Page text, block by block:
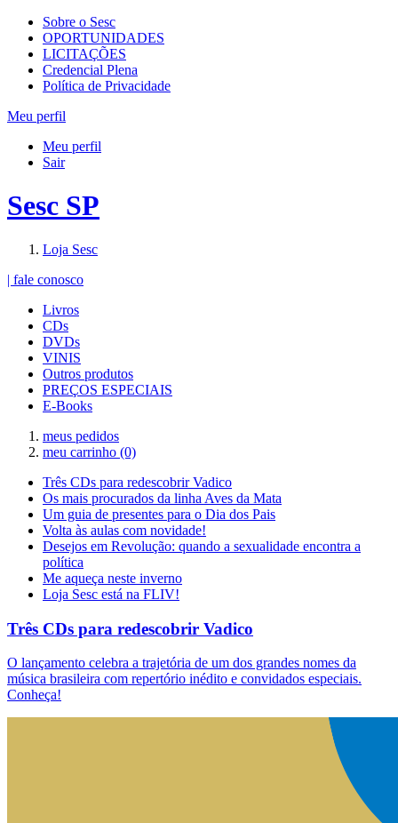
Sobre o Sesc
OPORTUNIDADES
LICITAÇÕES
Credencial Plena
Política de Privacidade
Meu perfil
Meu perfil
Sair
Sesc SP
Loja Sesc
| fale conosco
Livros
CDs
DVDs
VINIS
Outros produtos
PREÇOS ESPECIAIS
E-Books
meus pedidos
meu carrinho (0)
Três CDs para redescobrir Vadico
Os mais procurados da linha Aves da Mata
Um guia de presentes para o Dia dos Pais
Volta às aulas com novidade!
Desejos em Revolução: quando a sexualidade encontra a
política
Me aqueça neste inverno
Loja Sesc está na FLIV!
Três CDs para redescobrir Vadico
O lançamento celebra a trajetória de um dos grandes nomes da
música brasileira com repertório inédito e convidados especiais.
Conheça!